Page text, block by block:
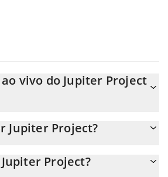
vivo do Jupiter Project
Jupiter Project?
Project?